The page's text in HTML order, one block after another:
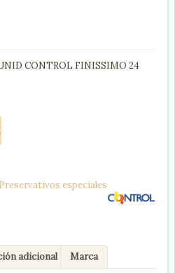
CONTROL FINISSIMO 24
Preservativos especiales
adicional Marca